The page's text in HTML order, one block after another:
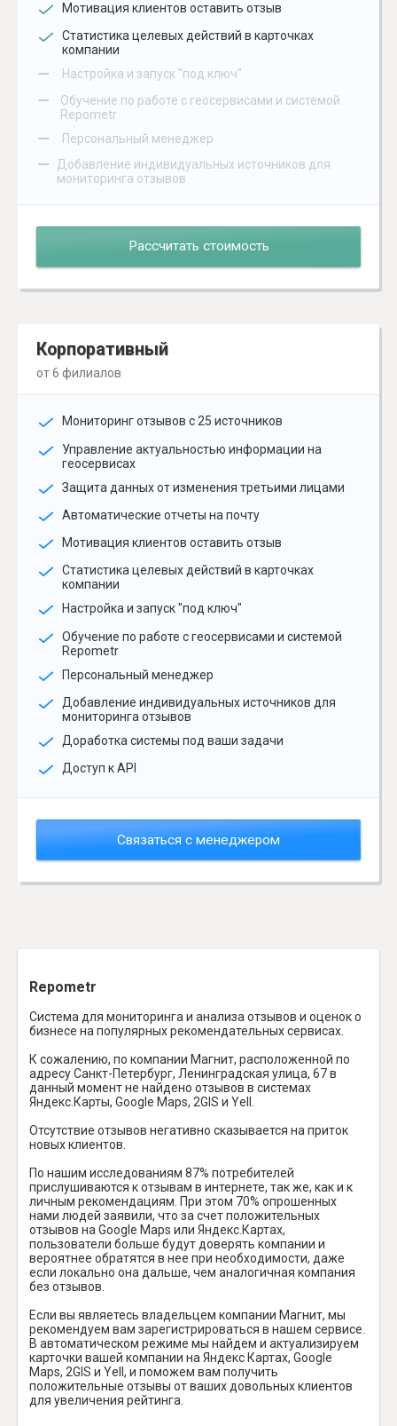
Мотивация клиентов оставить отзыв
Статистика целевых действий в карточках
компании
– Настройка и запуск "под ключ"
–
Обучение по работе с геосервисами и системой
Repometr
– Персональный менеджер
–
Добавление индивидуальных источников для
мониторинга отзывов
Рассчитать стоимость
Корпоративный
от 6 филиалов
Мониторинг отзывов с 25 источников
Управление актуальностью информации на
геосервисах
Защита данных от изменения третьими лицами
Автоматические отчеты на почту
Мотивация клиентов оставить отзыв
Статистика целевых действий в карточках
компании
Настройка и запуск "под ключ"
Обучение по работе с геосервисами и системой
Repometr
Персональный менеджер
Добавление индивидуальных источников для
мониторинга отзывов
Доработка системы под ваши задачи
Доступ к API
Связаться с менеджером
Repometr
Система для мониторинга и анализа отзывов и оценок о
бизнесе на популярных рекомендательных сервисах.
К сожалению, по компании Магнит, расположенной по
адресу Санкт-Петербург, Ленинградская улица, 67 в
данный момент не найдено отзывов в системах
Яндекс.Карты, Google Maps, 2GIS и Yell.
Отсутствие отзывов негативно сказывается на приток
новых клиентов.
По нашим исследованиям 87% потребителей
прислушиваются к отзывам в интернете, так же, как и к
личным рекомендациям. При этом 70% опрошенных
нами людей заявили, что за счет положительных
отзывов на Google Maps или Яндекс.Картах,
пользователи больше будут доверять компании и
вероятнее обратятся в нее при необходимости, даже
если локально она дальше, чем аналогичная компания
без отзывов.
Если вы являетесь владельцем компании Магнит, мы
рекомендуем вам зарегистрироваться в нашем сервисе.
В автоматическом режиме мы найдем и актуализируем
карточки вашей компании на Яндекс Картах, Google
Maps, 2GIS и Yell, и поможем вам получить
положительные отзывы от ваших довольных клиентов
для увеличения рейтинга.